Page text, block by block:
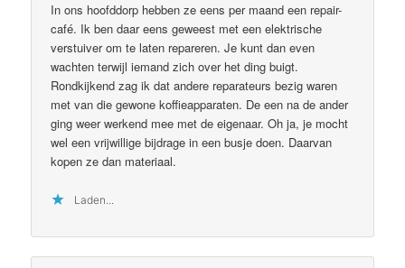
In ons hoofddorp hebben ze eens per maand een repair-
café. Ik ben daar eens geweest met een elektrische
verstuiver om te laten repareren. Je kunt dan even
wachten terwijl iemand zich over het ding buigt.
Rondkijkend zag ik dat andere reparateurs bezig waren
met van die gewone koffieapparaten. De een na de ander
ging weer werkend mee met de eigenaar. Oh ja, je mocht
wel een vrijwillige bijdrage in een busje doen. Daarvan
kopen ze dan materiaal.
Laden...